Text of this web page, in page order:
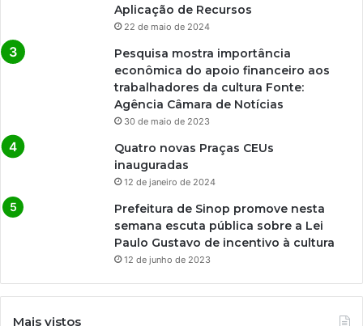
Aplicação de Recursos
22 de maio de 2024
Pesquisa mostra importância
econômica do apoio financeiro aos
trabalhadores da cultura Fonte:
Agência Câmara de Notícias
30 de maio de 2023
Quatro novas Praças CEUs
inauguradas
12 de janeiro de 2024
Prefeitura de Sinop promove nesta
semana escuta pública sobre a Lei
Paulo Gustavo de incentivo à cultura
12 de junho de 2023
Mais vistos